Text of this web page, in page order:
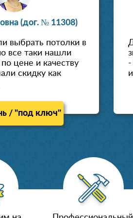
(дог. № 11308)
выбрать потолки в
все таки нашли
цене и качеству
скидку как
/ "под ключ"
-